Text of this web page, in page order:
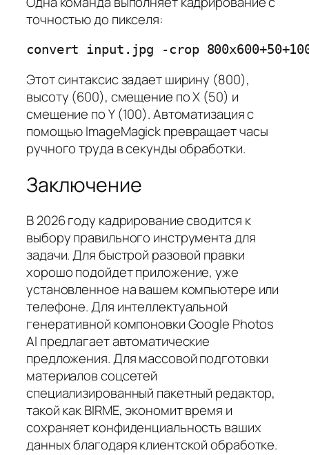
точностью до пикселя:
Этот синтаксис задает ширину (800),
высоту (600), смещение по X (50) и
смещение по Y (100). Автоматизация с
помощью ImageMagick превращает часы
ручного труда в секунды обработки.
Заключение
В 2026 году кадрирование сводится к
выбору правильного инструмента для
задачи. Для быстрой разовой правки
хорошо подойдет приложение, уже
установленное на вашем компьютере или
телефоне. Для интеллектуальной
генеративной компоновки Google Photos
AI предлагает автоматические
предложения. Для массовой подготовки
материалов соцсетей
специализированный пакетный редактор,
такой как BIRME, экономит время и
сохраняет конфиденциальность ваших
данных благодаря клиентской обработке.